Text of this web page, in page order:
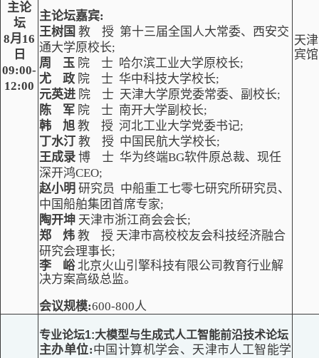
主论
坛
8月16
日
09:00-
12:00
主论坛嘉宾:
王树国 教 授 第十三届全国人大常委、西安交
通大学原校长;
周 玉 院 士 哈尔滨工业大学原校长;
尤 政 院 士 华中科技大学校长;
元英进 院 士 天津大学原党委常委、副校长;
陈 军 院 士 南开大学副校长;
韩 旭 教 授 河北工业大学党委书记;
丁水汀 教 授 中国民航大学校长;
王成录 博 士 华为终端BG软件原总裁、现任
深开鸿CEO;
赵小明 研究员 中船重工七零七研究所研究员、
中国船舶集团首席专家;
陶开坤 天津市浙江商会会长;
郑 炜 教 授 天津市高校校友会科技经济融合
研究会理事长;
李 峪北京火山引擎科技有限公司教育行业解
决方案高级总监。
会议规模:600-800人
天津
宾馆
专业论坛1:大模型与生成式人工智能前沿技术论坛
主办单位:中国计算机学会、天津市人工智能学